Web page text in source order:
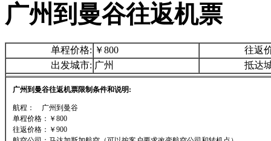
广州到曼谷往返机票
单程价格: ￥800
往返
出发城市: 广州 抵达
广州到曼谷往返机票限制条件和说明:
航程： 广州到曼谷
单程价格：￥800
往返价格：￥900